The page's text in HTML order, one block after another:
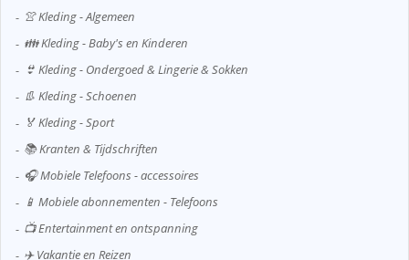
👚 Kleding - Algemeen
👪 Kleding - Baby's en Kinderen
👙 Kleding - Ondergoed & Lingerie & Sokken
👢 Kleding - Schoenen
🏅 Kleding - Sport
📚 Kranten & Tijdschriften
🎧 Mobiele Telefoons - accessoires
📱 Mobiele abonnementen - Telefoons
📺 Entertainment en ontspanning
✈️ Vakantie en Reizen